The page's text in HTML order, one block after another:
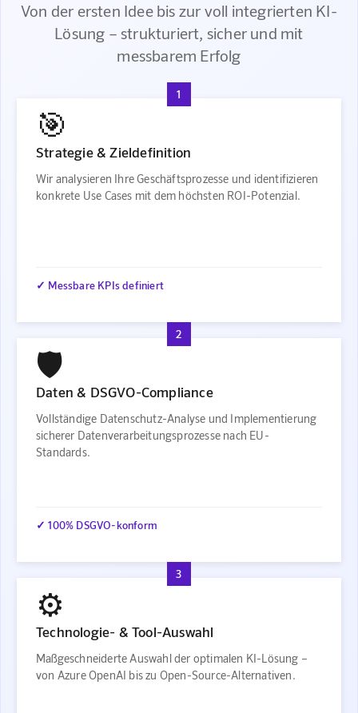
Von der ersten Idee bis zur voll integrierten KI-
Lösung – strukturiert, sicher und mit
messbarem Erfolg
1
🎯
Strategie & Zieldefinition
Wir analysieren Ihre Geschäftsprozesse und identifizieren
konkrete Use Cases mit dem höchsten ROI-Potenzial.
✓ Messbare KPIs definiert
2
🛡️
Daten & DSGVO-Compliance
Vollständige Datenschutz-Analyse und Implementierung
sicherer Datenverarbeitungsprozesse nach EU-
Standards.
✓ 100% DSGVO-konform
3
⚙️
Technologie- & Tool-Auswahl
Maßgeschneiderte Auswahl der optimalen KI-Lösung –
von Azure OpenAI bis zu Open-Source-Alternativen.